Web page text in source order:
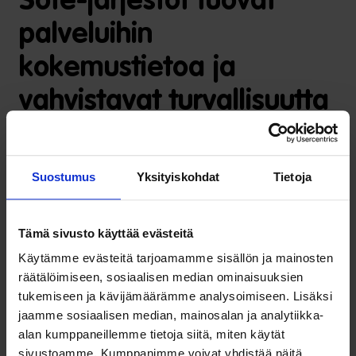
Suostumus Yksityiskohdat Tietoja
Tämä sivusto käyttää evästeitä
Käytämme evästeitä tarjoamamme sisällön ja mainosten
räätälöimiseen, sosiaalisen median ominaisuuksien
tukemiseen ja kävijämäärämme analysoimiseen. Lisäksi
jaamme sosiaalisen median, mainosalan ja analytiikka-
alan kumppaneillemme tietoja siitä, miten käytät
palveluihin
kokemustietoa ja
vahvistavat turvallisuutta
Järjestöt tuovat myös palvelujärjestelmään tietoa, jota
mikään tietojärjestelmä ei tuota: kokemustietoa siitä, tuliko
ihminen autetuksi, saiko hän tarvitsemansa tuen ja vastasiko
soten vaikuttavuuden ja tuottavuuden kehittämisessä.
Samalla järjestöt vahvistavat turvallisuutta. Turvallisuus ei
synny vain viranomaistoiminnasta, vaan myös
luottamuksesta, osallisuudesta ja siitä, ettei ihminen jää
yksin. Sote-järjestöt rakentavat tätä inhimillistä turvallisuutta